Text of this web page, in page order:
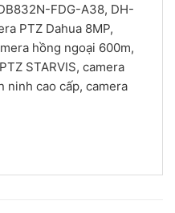
FDG-A38, DH-
PTZ Dahua 8MP,
hồng ngoại 600m,
STARVIS, camera
ninh cao cấp, camera